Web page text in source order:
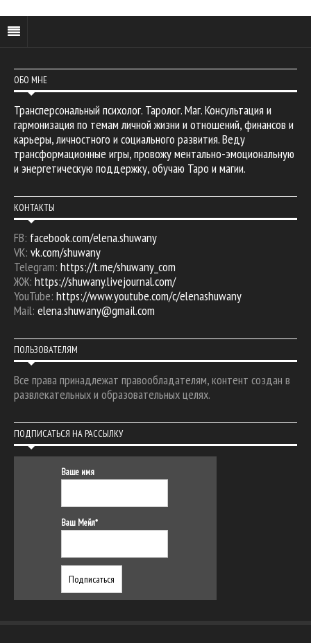
ОБО МНЕ
Трансперсональный психолог. Таролог. Маг. Консультация и
гармонизация по темам личной жизни и отношений, финансов и
карьеры, личностного и социального развития. Веду
трансформационные игры, провожу ментально-эмоциональную
и энергетическую поддержку, обучаю Таро и магии.
КОНТАКТЫ
FB: facebook.com/elena.shuwany
VK: vk.com/shuwany
Telegram: https://t.me/shuwany_com
ЖЖ: https://shuwany.livejournal.com/
YouTube: https://www.youtube.com/c/elenashuwany
Mail: elena.shuwany@gmail.com
ПОЛЬЗОВАТЕЛЯМ
Все права принадлежат правообладателям, контент создан в
развлекательных и образовательных целях.
ПОДПИСАТЬСЯ НА РАССЫЛКУ
Ваше имя
Ваш Мейл*